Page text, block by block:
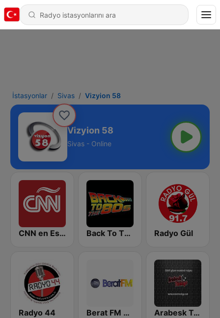
İstasyonlar Sivas Vizyion 58
Vizyion 58
Sivas - Online
CNN en Español Back To The 80's Radio Radyo Gül
Radyo 44 Berat FM 87.8 Arabesk Turkiye